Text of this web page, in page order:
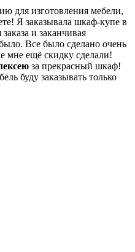
для изготовления мебели,
Я заказывала шкаф-купе в
и заканчивая
Все было сделано очень
мне ещё скидку сделали!
за прекрасный шкаф!
буду заказывать только